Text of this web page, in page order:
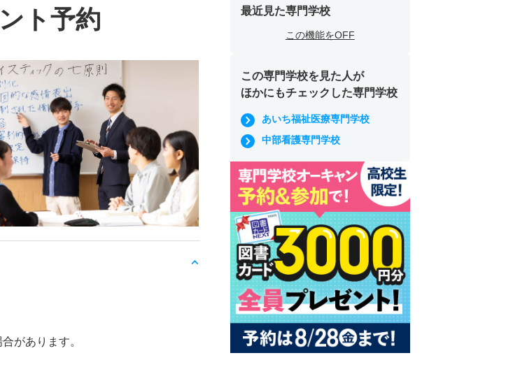
ト予約
があります。
最近見た専門学校
この機能をOFF
この専門学校を見た人が
ほかにもチェックした専門学校
あいち福祉医療専門学校
中部看護専門学校